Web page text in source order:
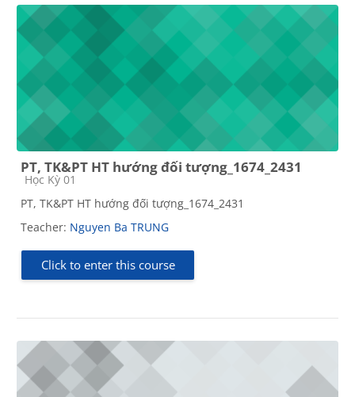
PT, TK&PT HT hướng đối tượng_1674_2431
Course category
Học Kỳ 01
PT, TK&PT HT hướng đối tượng_1674_2431
Teacher: Nguyen Ba TRUNG
Click to enter this course